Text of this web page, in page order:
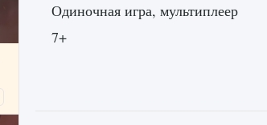
Одиночная игра, мультиплеер
7+